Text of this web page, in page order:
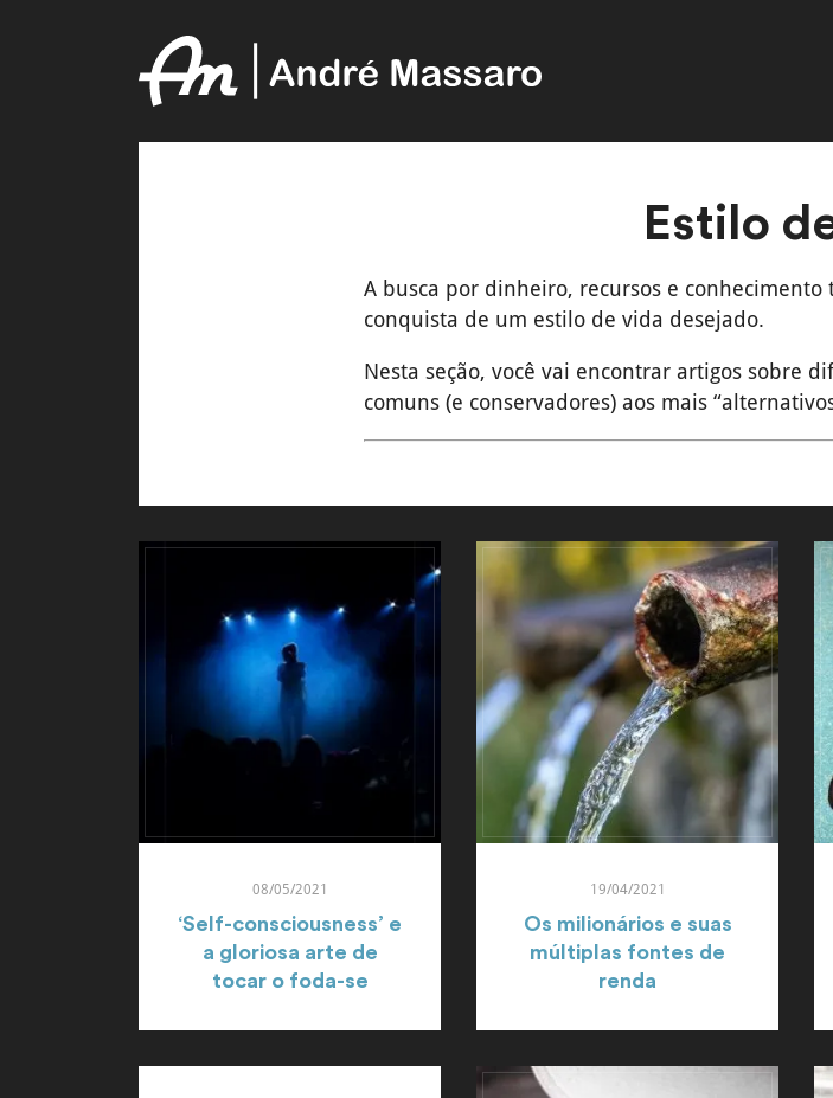
Estilo
A busca por dinheiro, recursos e
conquista de um estilo de vida desejado.
Nesta seção, você vai encontrar artigos sobre
comuns (e conservadores) aos mais
08/05/2021
‘Self-consciousness’ e
a gloriosa arte de
tocar o foda-se
19/04/2021
Os milionários e suas
múltiplas fontes de
renda